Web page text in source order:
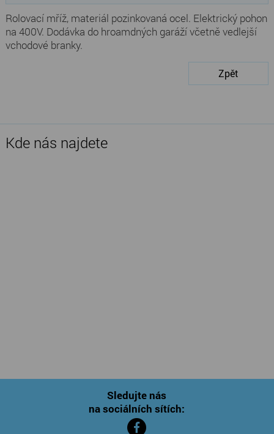
Rolovací mříž, materiál pozinkovaná ocel. Elektrický pohon
na 400V. Dodávka do hroamdných garáží včetně vedlejší
vchodové branky.
Zpět
Kde nás najdete
Sledujte nás
na sociálních sítích: